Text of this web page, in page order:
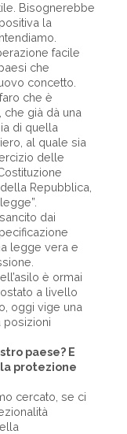
Bisognerebbe
la
facile
che
concetto.
che è
che già dà una
di quella
al quale sia
delle
Repubblica,
dai
legge vera e
è ormai
a livello
oggi vige una
posizioni
paese? E
protezione
cercato, se ci